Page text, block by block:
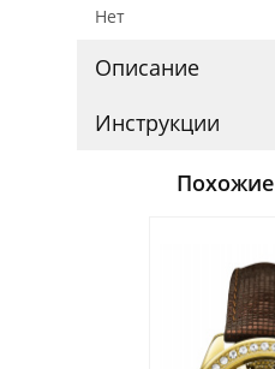
Нет
Описание
Инструкции